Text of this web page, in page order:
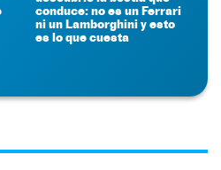
conduce: no es un Ferrari
ni un Lamborghini y esto
es lo que cuesta